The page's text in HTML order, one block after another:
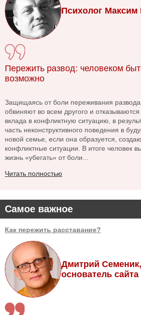
Самое важное
Как пережить расставание?
Дмитрий
основатель
Психолог Максим
Пережить развод: человеком
возможно
Защищаясь от боли переживания
обвиняют во всем другого и
вклада в конфликтную ситуацию, в
часть неконструктивного поведения в
новой семье, если она образуется,
конфликтные ситуации. В итоге человек
жизнь «убегать» от боли...
Читать полностью